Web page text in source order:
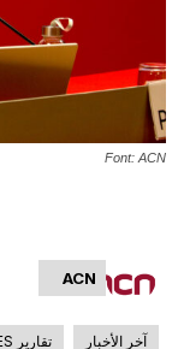
Font: ACN
ACN
آخر الأخبار تقارير NOTICIES